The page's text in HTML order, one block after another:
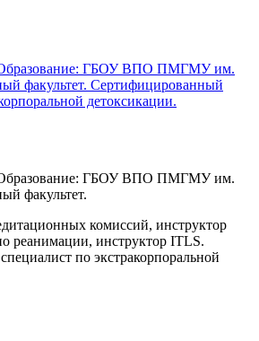
Образование: ГБОУ ВПО ПМГМУ им.
факультет. Сертифицированный
детоксикации.
Образование: ГБОУ ВПО ПМГМУ им.
факультет.
комиссий, инструктор
реанимации, инструктор ITLS.
по экстракорпоральной